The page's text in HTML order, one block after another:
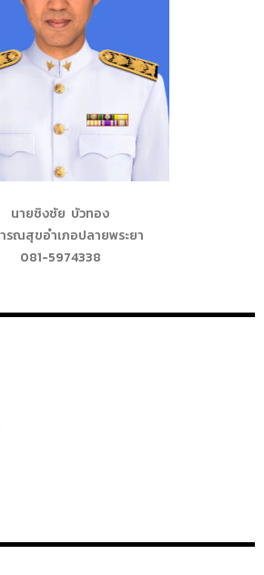
นายชิงชัย บัวทอง
รณสุขอำเภอปลายพระยา
081-5974338